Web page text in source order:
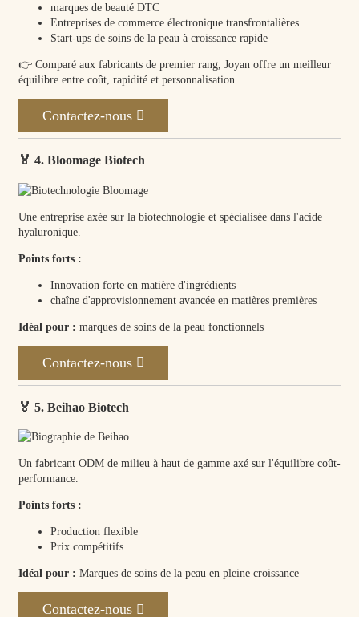
marques de beauté DTC
Entreprises de commerce électronique transfrontalières
Start-ups de soins de la peau à croissance rapide
👉 Comparé aux fabricants de premier rang, Joyan offre un meilleur
équilibre entre coût, rapidité et personnalisation.
Contactez-nous
🏅 4. Bloomage Biotech
Une entreprise axée sur la biotechnologie et spécialisée dans l'acide
hyaluronique.
Points forts :
Innovation forte en matière d'ingrédients
chaîne d'approvisionnement avancée en matières premières
Idéal pour : marques de soins de la peau fonctionnels
Contactez-nous
🏅 5. Beihao Biotech
Un fabricant ODM de milieu à haut de gamme axé sur l'équilibre coût-
performance.
Points forts :
Production flexible
Prix ​​compétitifs
Idéal pour : Marques de soins de la peau en pleine croissance
Contactez-nous